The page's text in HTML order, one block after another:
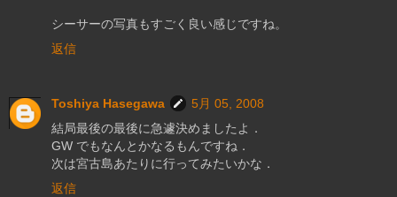
シーサーの写真もすごく良い感じですね。
返信
Toshiya Hasegawa
5月 05, 2008
結局最後の最後に急遽決めましたよ．
GW でもなんとかなるもんですね．
次は宮古島あたりに行ってみたいかな．
返信